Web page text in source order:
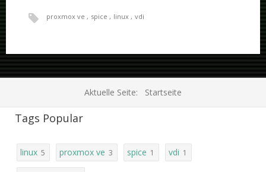
proxmox ve spice linux vdi
Aktuelle Seite: Startseite
Tags Popular
linux 5 proxmox ve 3 spice 1 vdi 1